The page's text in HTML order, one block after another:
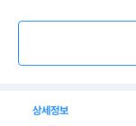
상세정보